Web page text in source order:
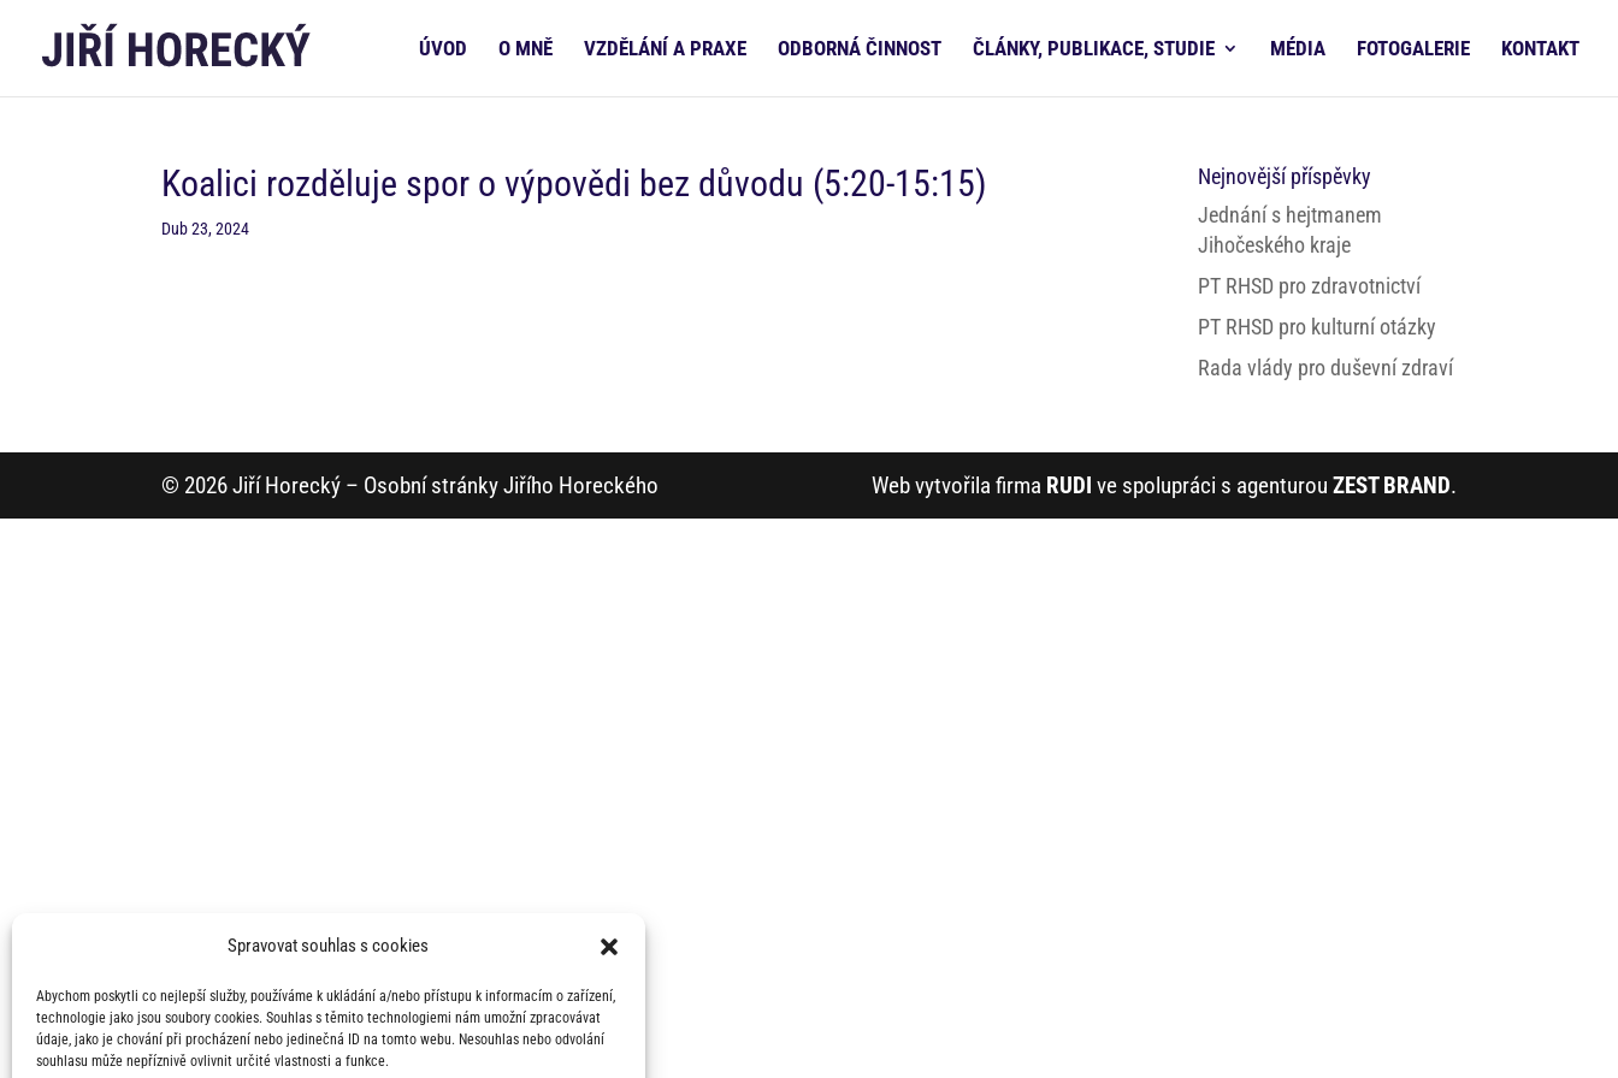
Spravovat souhlas s cookies
Abychom poskytli co nejlepší služby, používáme k ukládání a/nebo přístupu k informacím o zařízení,
technologie jako jsou soubory cookies. Souhlas s těmito technologiemi nám umožní zpracovávat
údaje, jako je chování při procházení nebo jedinečná ID na tomto webu. Nesouhlas nebo odvolání
souhlasu může nepříznivě ovlivnit určité vlastnosti a funkce.
ÚVOD O MNĚ VZDĚLÁNÍ A PRAXE ODBORNÁ ČINNOST ČLÁNKY, PUBLIKACE, STUDIE MÉDIA FOTOGALERIE KONTAKT
Koalici rozděluje spor o výpovědi bez důvodu (5:20-15:15)
Dub 23, 2024
Nejnovější příspěvky
Jednání s hejtmanem
Jihočeského kraje
PT RHSD pro zdravotnictví
PT RHSD pro kulturní otázky
Rada vlády pro duševní zdraví
© 2026 Jiří Horecký – Osobní stránky Jiřího Horeckého Web vytvořila firma RUDI ve spolupráci s agenturou ZEST BRAND.